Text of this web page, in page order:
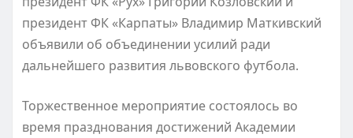
президент ФК «Карпаты» Владимир Маткивский
объявили об объединении усилий ради
дальнейшего развития львовского футбола.
Торжественное мероприятие состоялось во
время празднования достижений Академии